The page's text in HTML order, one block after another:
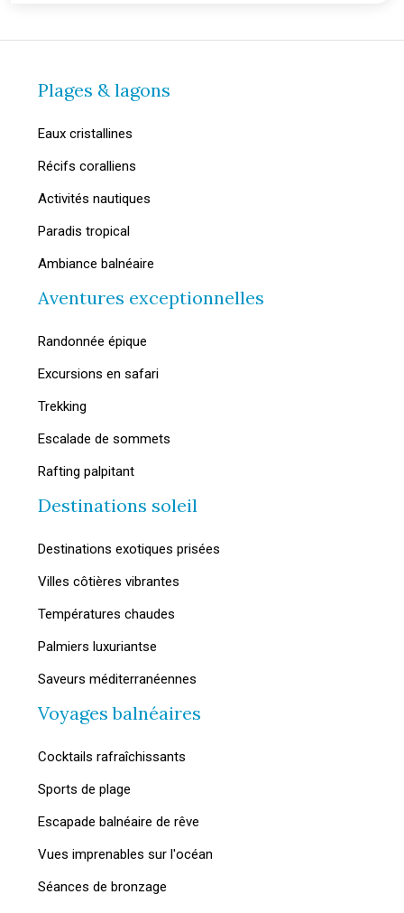
Plages & lagons
Eaux cristallines
Récifs coralliens
Activités nautiques
Paradis tropical
Ambiance balnéaire
Aventures exceptionnelles
Randonnée épique
Excursions en safari
Trekking
Escalade de sommets
Rafting palpitant
Destinations soleil
Destinations exotiques prisées
Villes côtières vibrantes
Températures chaudes
Palmiers luxuriantse
Saveurs méditerranéennes
Voyages balnéaires
Cocktails rafraîchissants
Sports de plage
Escapade balnéaire de rêve
Vues imprenables sur l'océan
Séances de bronzage